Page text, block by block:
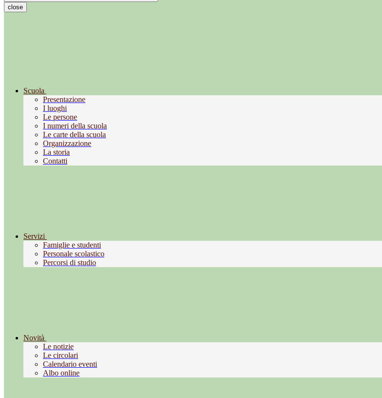
close
Scuola
Presentazione
I luoghi
Le persone
I numeri della scuola
Le carte della scuola
Organizzazione
La storia
Contatti
Servizi
Famiglie e studenti
Personale scolastico
Percorsi di studio
Novità
Le notizie
Le circolari
Calendario eventi
Albo online